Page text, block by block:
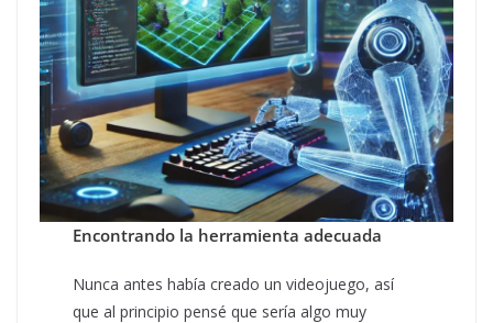
Encontrando la herramienta adecuada
Nunca antes había creado un videojuego, así
que al principio pensé que sería algo muy